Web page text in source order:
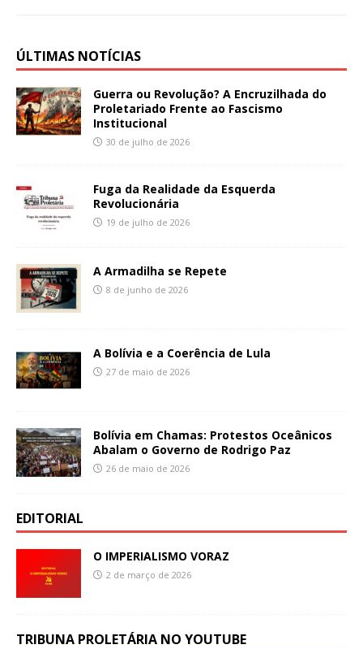
ÚLTIMAS NOTÍCIAS
Guerra ou Revolução? A Encruzilhada do
Proletariado Frente ao Fascismo
Institucional
30 de julho de 2026
Fuga da Realidade da Esquerda
Revolucionária
19 de julho de 2026
A Armadilha se Repete
8 de junho de 2026
A Bolívia e a Coerência de Lula
27 de maio de 2026
Bolívia em Chamas: Protestos Oceânicos
Abalam o Governo de Rodrigo Paz
26 de maio de 2026
EDITORIAL
O IMPERIALISMO VORAZ
2 de março de 2026
TRIBUNA PROLETÁRIA NO YOUTUBE